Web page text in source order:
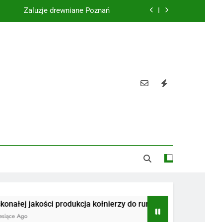
Żaluzje drewniane Poznań
produkcja kołnierzy do rur Radiotelefony
3 Miesiące Ago